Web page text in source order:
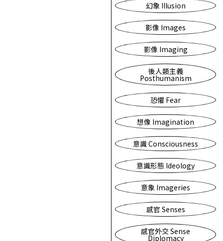
幻象 Illusion
影像 Images
影像 Imaging
後人類主義
Posthumanism
恐懼 Fear
想像 Imagination
意識 Consciousness
意識形態 Ideology
意象 Imageries
感官 Senses
感官外交 Sense
Diplomacy